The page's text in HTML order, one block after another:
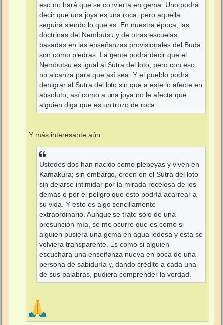
eso no hará que se convierta en gema. Uno podrá
decir que una joya es una roca, pero aquella
seguirá siendo lo que es. En nuestra época, las
doctrinas del Nembutsu y de otras escuelas
basadas en las enseñanzas provisionales del Buda
son como piedras. La gente podrá decir que el
Nembutsu es igual al Sutra del loto, pero con eso
no alcanza para que así sea. Y el pueblo podrá
denigrar al Sutra del loto sin que a este lo afecte en
absoluto, así como a una joya no le afecta que
alguien diga que es un trozo de roca.
Y más interesante aún:
Ustedes dos han nacido como plebeyas y viven en
Kamakura; sin embargo, creen en el Sutra del loto
sin dejarse intimidar por la mirada recelosa de los
demás o por el peligro que esto podría acarrear a
su vida. Y esto es algo sencillamente
extraordinario. Aunque se trate sólo de una
presunción mía, se me ocurre que es como si
alguien pusiera una gema en agua lodosa y esta se
volviera transparente. Es como si alguien
escuchara una enseñanza nueva en boca de una
persona de sabiduría y, dando crédito a cada una
de sus palabras, pudiera comprender la verdad.